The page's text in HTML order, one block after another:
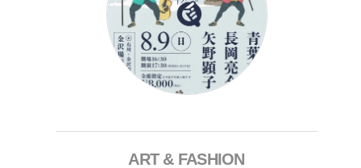
ART & FASHION